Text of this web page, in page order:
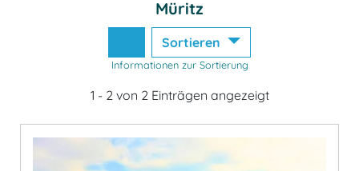
Müritz
Sortieren
Informationen zur Sortierung
1 - 2 von 2 Einträgen angezeigt